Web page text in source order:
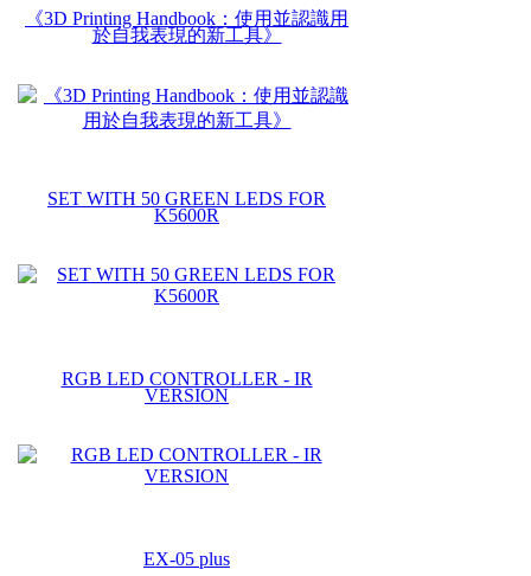
《3D Printing Handbook：使用並認識用
於自我表現的新工具》
SET WITH 50 GREEN LEDS FOR
K5600R
RGB LED CONTROLLER - IR
VERSION
EX-05 plus